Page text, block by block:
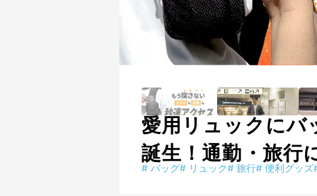
愛用リュックにバ
誕生！通勤・旅行
# バッグ# リュック# 旅行# 便利グッズ